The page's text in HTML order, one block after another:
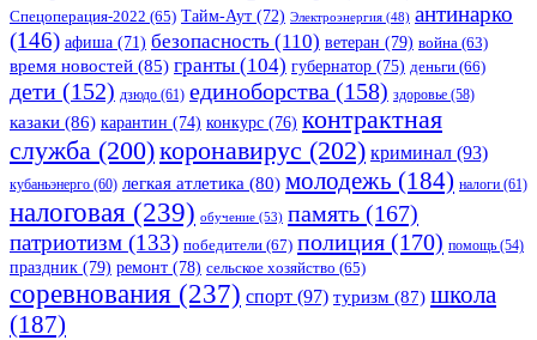
Спецоперация-2022 (65) Тайм-Аут (72) Электроэнергия (48) антинарко
(146) афиша (71) безопасность (110) ветеран (79) война (63)
время новостей (85) гранты (104) губернатор (75) деньги (66)
дети (152) дзюдо (61) единоборства (158) здоровье (58)
казаки (86) карантин (74) конкурс (76) контрактная
служба (200)коронавирус (202) криминал (93)
кубаньэнерго (60) легкая атлетика (80) молодежь (184) налоги (61)
налоговая (239) обучение (53) память (167)
патриотизм (133) победители (67) полиция (170) помощь (54)
праздник (79) ремонт (78) сельское хозяйство (65)
соревнования (237) спорт (97) туризм (87) школа
(187)